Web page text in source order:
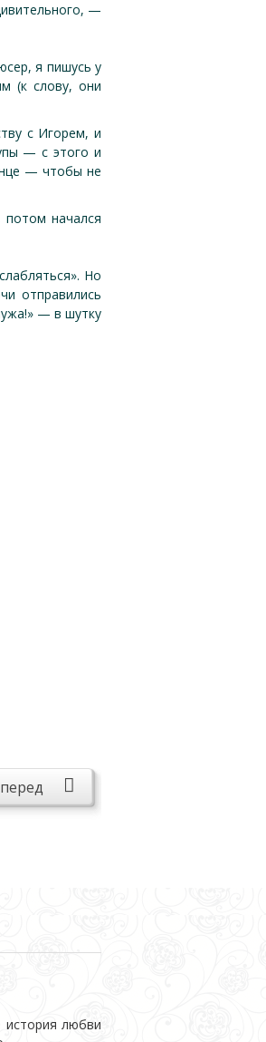
—
я пишусь у
(к слову, они
с Игорем, и
— с этого и
— чтобы не
начался
Но
отправились
— в шутку
любви